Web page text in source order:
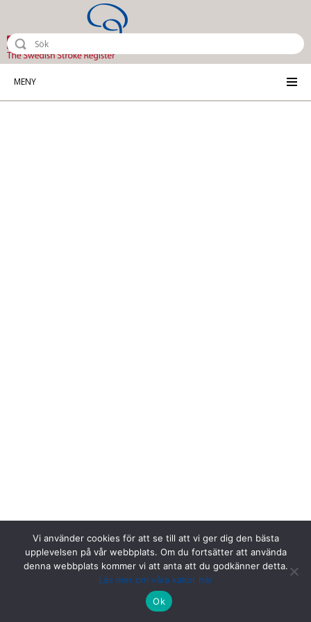
MENY
Riksstroke, Målpunkt PA rum 1013, Norrlands universitetssjukhus,
Vi använder cookies för att se till att vi ger dig den bästa
upplevelsen på vår webbplats. Om du fortsätter att använda
denna webbplats kommer vi att anta att du godkänner detta.
Läs mer om våra kakor här
Ok